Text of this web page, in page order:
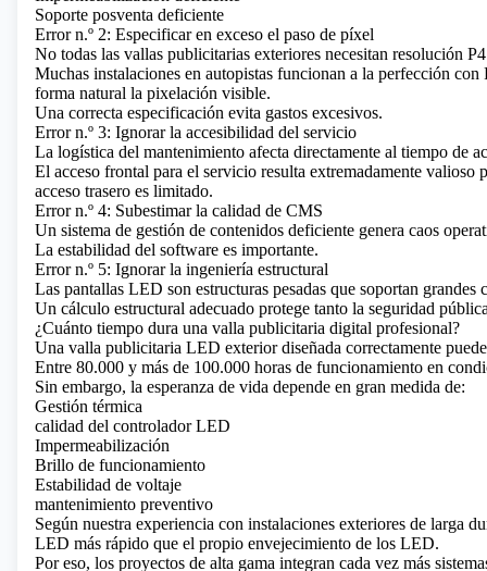
Soporte posventa deficiente
Error n.º 2: Especificar en exceso el paso de píxel
No todas las vallas publicitarias exteriores necesitan resolución
Muchas instalaciones en autopistas funcionan a la perfección
forma natural la pixelación visible.
Una correcta especificación evita gastos excesivos.
Error n.º 3: Ignorar la accesibilidad del servicio
La logística del mantenimiento afecta directamente al tiempo de
El acceso frontal para el servicio resulta extremadamente valioso
acceso trasero es limitado.
Error n.º 4: Subestimar la calidad de CMS
Un sistema de gestión de contenidos deficiente genera caos
La estabilidad del software es importante.
Error n.º 5: Ignorar la ingeniería estructural
Las pantallas LED son estructuras pesadas que soportan grandes
Un cálculo estructural adecuado protege tanto la seguridad
¿Cuánto tiempo dura una valla publicitaria digital profesional?
Una valla publicitaria LED exteriordiseñada correctamente
Entre 80.000 y más de 100.000 horas de funcionamiento en
Sin embargo, la esperanza de vida depende en gran medida de:
Gestión térmica
calidad del controlador LED
Impermeabilización
Brillo de funcionamiento
Estabilidad de voltaje
mantenimiento preventivo
Según nuestra experiencia con instalaciones exteriores de larga
LED más rápido que el propio envejecimiento de los LED.
Por eso, los proyectos de alta gama integran cada vez más